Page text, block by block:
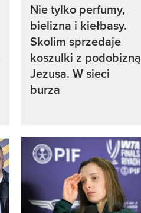
Nie tylko perfumy,
bielizna i kiełbasy.
Skolim sprzedaje
koszulki z podobizną
Jezusa. W sieci
burza